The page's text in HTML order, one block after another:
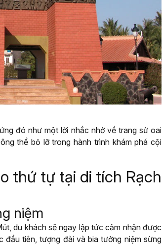
đó như một lời nhắc nhở về trang sử oai
thể bỏ lỡ trong hành trình khám phá cội
thứ tự tại di tích Rạch
niệm
du khách sẽ ngay lập tức cảm nhận được
đầu tiên, tượng đài và bia tưởng niệm sừng